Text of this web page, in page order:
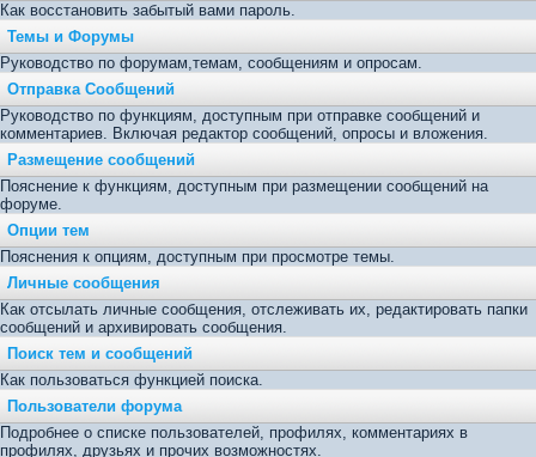
Как восстановить забытый вами пароль.
Темы и Форумы
Руководство по форумам,темам, сообщениям и опросам.
Отправка Сообщений
Руководство по функциям, доступным при отправке сообщений и
комментариев. Включая редактор сообщений, опросы и вложения.
Размещение сообщений
Пояснение к функциям, доступным при размещении сообщений на
форуме.
Опции тем
Пояснения к опциям, доступным при просмотре темы.
Личные сообщения
Как отсылать личные сообщения, отслеживать их, редактировать папки
сообщений и архивировать сообщения.
Поиск тем и сообщений
Как пользоваться функцией поиска.
Пользователи форума
Подробнее о списке пользователей, профилях, комментариях в
профилях, друзьях и прочих возможностях.